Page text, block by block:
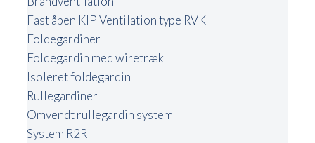
Fast åben KIP Ventilation type RVK
Foldegardiner
Foldegardin med wiretræk
Isoleret foldegardin
Rullegardiner
Omvendt rullegardin system
System R2R